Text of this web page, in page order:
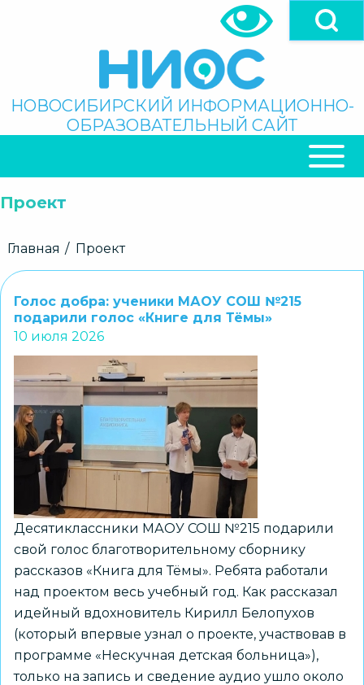
Поиск
НОВОСИБИРСКИЙ ИНФОРМАЦИОННО-
ОБРАЗОВАТЕЛЬНЫЙ САЙТ
НАВИГАЦИЯ
Проект
Строка
Главная Проект
Голос добра: ученики МАОУ СОШ №215
подарили голос «Книге для Тёмы»
10 июля 2026
Десятиклассники МАОУ СОШ №215 подарили
свой голос благотворительному сборнику
рассказов «Книга для Тёмы». Ребята работали
над проектом весь учебный год. Как рассказал
идейный вдохновитель Кирилл Белопухов
(который впервые узнал о проекте, участвовав в
программе «Нескучная детская больница»),
только на запись и сведение аудио ушло около